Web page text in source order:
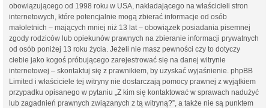
obowiązującego od 1998 roku w USA, nakładającego na właścicieli stron
internetowych, które potencjalnie mogą zbierać informacje od osób
małoletnich – mających mniej niż 13 lat – obowiązek posiadania pisemnej
zgody rodziców lub opiekunów prawnych na zbieranie informacji prywatnych
od osób poniżej 13 roku życia. Jeżeli nie masz pewności czy to dotyczy
ciebie jako kogoś próbującego zarejestrować się na danej witrynie
internetowej – skontaktuj się z prawnikiem, by uzyskać wyjaśnienie. phpBB
Limited i właściciele tej witryny nie dostarczają pomocy prawnej z wyjątkiem
przypadku opisanego w pytaniu „Z kim się kontaktować w sprawach nadużyć
lub zagadnień prawnych związanych z tą witryną?”, a także nie są punktem